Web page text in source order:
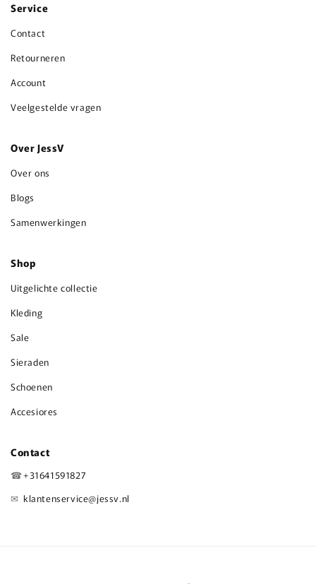
Service
Contact
Retourneren
Account
Veelgestelde vragen
Over JessV
Over ons
Blogs
Samenwerkingen
Shop
Uitgelichte collectie
Kleding
Sale
Sieraden
Schoenen
Accesiores
Contact
☎+31641591827
✉ klantenservice@jessv.nl